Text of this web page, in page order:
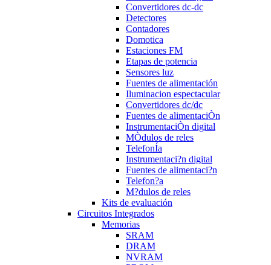
Convertidores dc-dc
Detectores
Contadores
Domotica
Estaciones FM
Etapas de potencia
Sensores luz
Fuentes de alimentación
Iluminacion espectacular
Convertidores dc/dc
Fuentes de alimentaciÒn
InstrumentaciÒn digital
MÒdulos de reles
TelefonÍa
Instrumentaci?n digital
Fuentes de alimentaci?n
Telefon?a
M?dulos de reles
Kits de evaluación
Circuitos Integrados
Memorias
SRAM
DRAM
NVRAM